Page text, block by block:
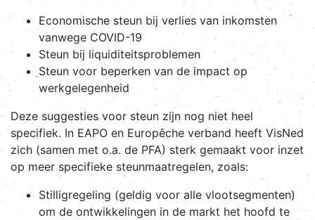
Economische steun bij verlies van inkomsten
vanwege COVID-19
Steun bij liquiditeitsproblemen
Steun voor beperken van de impact op
werkgelegenheid
Deze suggesties voor steun zijn nog niet heel
specifiek. In EAPO en Europêche verband heeft VisNed
zich (samen met o.a. de PFA) sterk gemaakt voor inzet
op meer specifieke steunmaatregelen, zoals:
Stilligregeling (geldig voor alle vlootsegmenten)
om de ontwikkelingen in de markt het hoofd te